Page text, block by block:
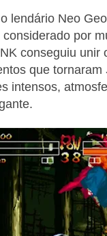
lendário Neo
considerado por
conseguiu
que tornaram
intensos,